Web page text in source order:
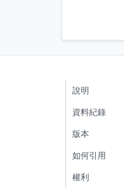
說明
資料紀錄
版本
如何引用
權利